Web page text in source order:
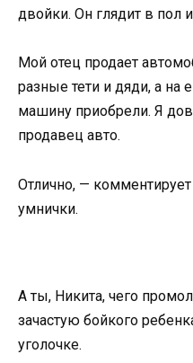
двойки. Он глядит в пол
Мой отец продает
разные тети и дяди, а на
машину приобрели. Я
продавец авто.
Отлично, —
умнички.
А ты, Никита, чего
зачастую бойкого
уголочке.